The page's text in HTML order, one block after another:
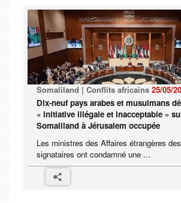
Somaliland | Conflits africains 25/05/
Dix-neuf pays arabes et musulmans
« initiative illégale et inacceptable »
Somaliland à Jérusalem occupée
Les ministres des Affaires étrangères
signataires ont condamné une ...